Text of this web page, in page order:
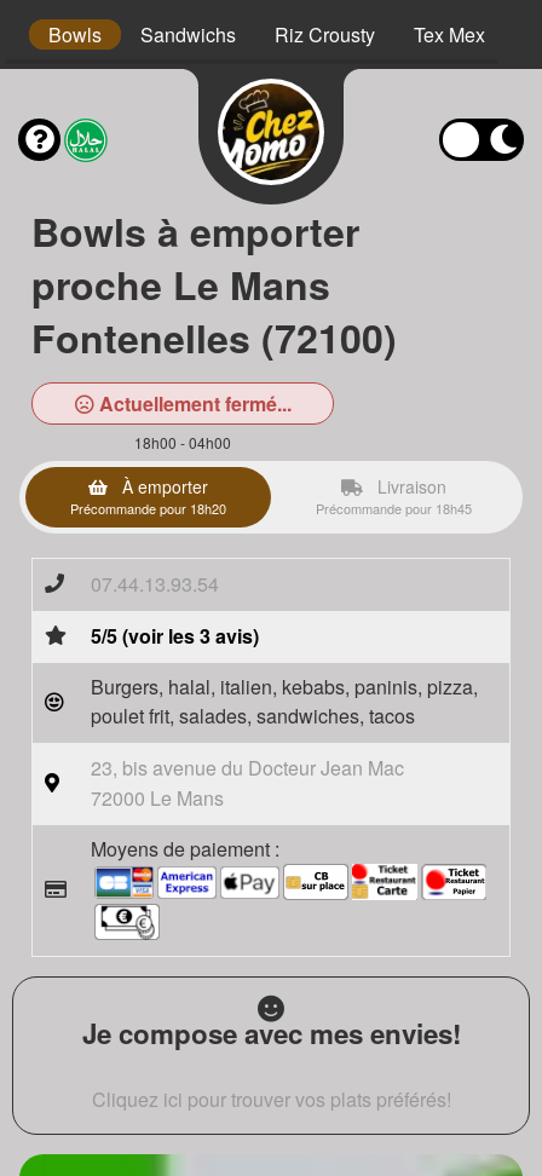
Bowls Sandwichs Riz Crousty Tex Mex
Bowls à emporter
proche Le Mans
Fontenelles (72100)
Actuellement fermé...
18h00 - 04h00
À emporter
Précommande pour 18h20
Livraison
Précommande pour 18h45
07.44.13.93.54
5/5 (voir les 3 avis)
Burgers, halal, italien, kebabs, paninis, pizza,
poulet frit, salades, sandwiches, tacos
23, bis avenue du Docteur Jean Mac
72000 Le Mans
Moyens de paiement :
Je compose avec mes envies!
Cliquez ici pour trouver vos plats préférés!